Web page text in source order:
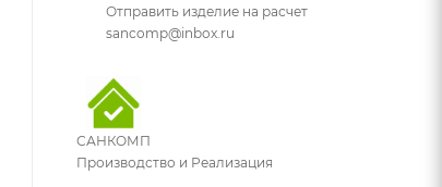
Отправить изделие на расчет
sancomp@inbox.ru
САНКОМП
Производство и Реализация